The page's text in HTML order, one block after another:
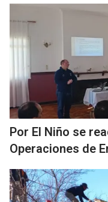
Por El Niño se
Operaciones de